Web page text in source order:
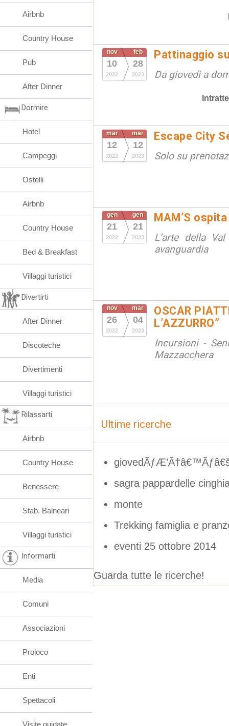
nov
10
2022
feb
28
2023
Pattinaggio
Da giovedì a
mar
12
2022
mar
12
2023
Escape City
Solo su
gen
21
2022
gen
21
2023
MAM’S
L’arte della
avanguardia
nov
26
2022
mar
04
2023
OSCAR
L’AZZURRO”
Incursioni -
Mazzacchera
Ultime ricerche
sagra pappardelle
monte
Trekking famiglia e
eventi 25 ottobre 2014
Guarda tutte le ricerche!
Airbnb
Country House
Pub
After Dinner
Dormire
Hotel
Campeggi
Ostelli
Airbnb
Country House
Bed & Breakfast
Villaggi turistici
Divertirti
After Dinner
Discoteche
Divertimenti
Villaggi turistici
Rilassarti
Airbnb
Country House
Benessere
Stab. Balneari
Villaggi turistici
Informarti
Media
Comuni
Associazioni
Proloco
Enti
Spettacoli
Visite guidate